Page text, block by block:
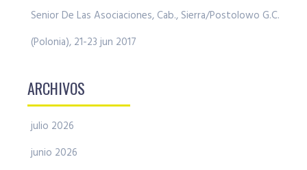
Senior De Las Asociaciones, Cab., Sierra/Postolowo G.C.
(Polonia), 21-23 jun 2017
ARCHIVOS
julio 2026
junio 2026